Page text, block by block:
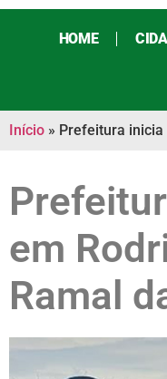
HOME
Início » Prefeitura
em
Ramal